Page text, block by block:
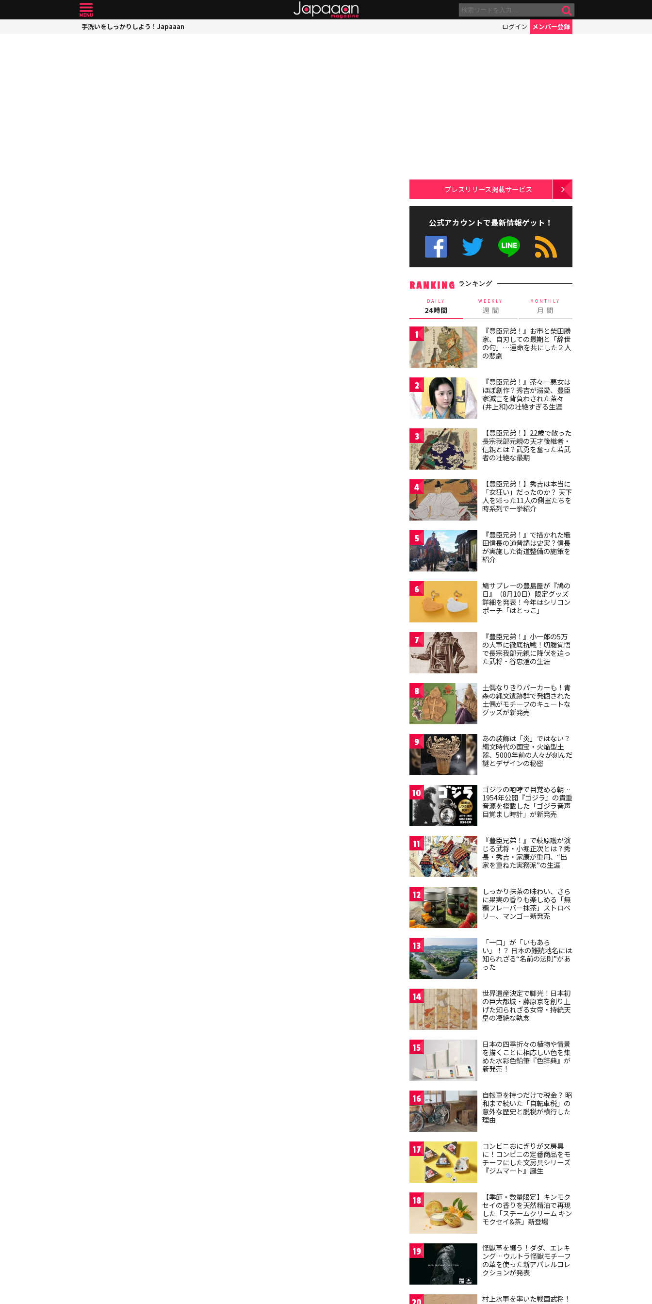
手洗いをしっかりしよう！Japaaan ログイン メンバー登録
プレスリリース掲載サービス
公式アカウントで最新情報ゲット！
RANKING ランキング
DAILY
24時間
WEEKLY
週 間
MONTHLY
月 間
1
『豊臣兄弟！』お市と柴田勝
家、自刃しての最期と「辞世
の句」…運命を共にした２人
の悲劇
2
『豊臣兄弟！』茶々＝悪女は
ほぼ創作？秀吉が溺愛、豊臣
家滅亡を背負わされた茶々
(井上和)の壮絶すぎる生涯
3
【豊臣兄弟！】22歳で散った
長宗我部元親の天才後継者・
信親とは？武勇を奮った若武
者の壮絶な最期
4
【豊臣兄弟！】秀吉は本当に
「女狂い」だったのか？ 天下
人を彩った11人の側室たちを
時系列で一挙紹介
5
『豊臣兄弟！』で描かれた織
田信長の道普請は史実？信長
が実施した街道整備の施策を
紹介
6
鳩サブレーの豊島屋が『鳩の
日』（8月10日）限定グッズ
詳細を発表！今年はシリコン
ポーチ「はとっこ」
7
『豊臣兄弟！』小一郎の5万
の大軍に徹底抗戦！切腹覚悟
で長宗我部元親に降伏を迫っ
た武将・谷忠澄の生涯
8
土偶なりきりパーカーも！青
森の縄文遺跡群で発掘された
土偶がモチーフのキュートな
グッズが新発売
9
あの装飾は「炎」ではない？
縄文時代の国宝・火焔型土
器、5000年前の人々が刻んだ
謎とデザインの秘密
10
ゴジラの咆哮で目覚める朝…
1954年公開『ゴジラ』の貴重
音源を搭載した「ゴジラ音声
目覚まし時計」が新発売
11
『豊臣兄弟！』で萩原護が演
じる武将・小堀正次とは？秀
長・秀吉・家康が重用、“出
家を重ねた実務派”の生涯
12
しっかり抹茶の味わい、さら
に果実の香りも楽しめる「無
糖フレーバー抹茶」ストロベ
リー、マンゴー新発売
13
「一口」が「いもあら
い」！？ 日本の難読地名には
知られざる“名前の法則”があ
った
14
世界遺産決定で脚光！日本初
の巨大都城・藤原京を創り上
げた知られざる女帝・持統天
皇の凄絶な執念
15
日本の四季折々の植物や情景
を描くことに相応しい色を集
めた水彩色鉛筆『色辞典』が
新発売！
16
自転車を持つだけで税金？ 昭
和まで続いた「自転車税」の
意外な歴史と脱税が横行した
理由
17
コンビニおにぎりが文房具
に！コンビニの定番商品をモ
チーフにした文房具シリーズ
『ジムマート』誕生
18
【季節・数量限定】キンモク
セイの香りを天然精油で再現
した「スチームクリーム キン
モクセイ&茶」新登場
19
怪獣革を纏う！ダダ、エレキ
ング…ウルトラ怪獣モチーフ
の革を使った新アパレルコレ
クションが発表
村上水軍を率いた戦国武将！